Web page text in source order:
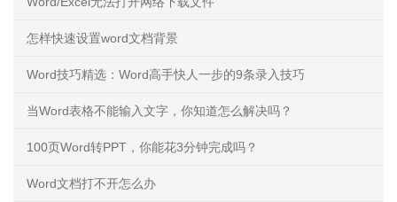
怎样快速设置word文档背景
Word技巧精选：Word高手快人一步的9条录入技巧
当Word表格不能输入文字，你知道怎么解决吗？
100页Word转PPT，你能花3分钟完成吗？
Word文档打不开怎么办